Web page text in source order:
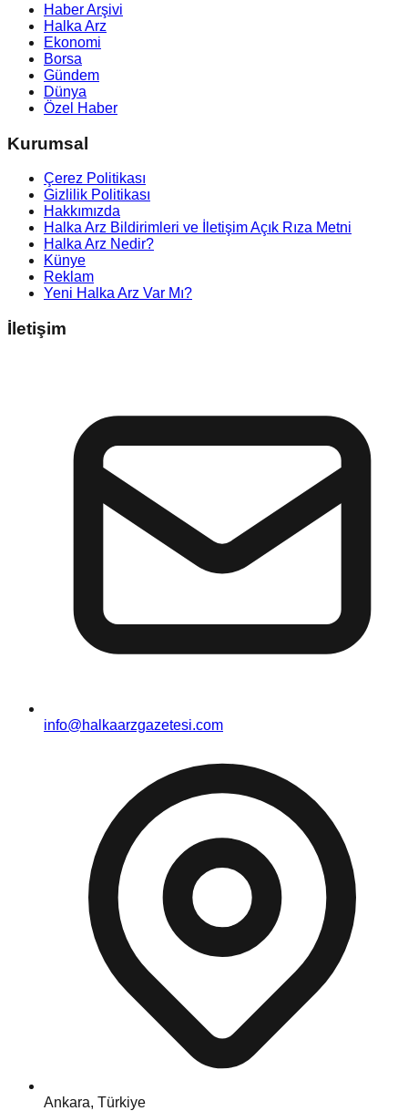
Haber Arşivi
Halka Arz
Ekonomi
Borsa
Gündem
Dünya
Özel Haber
Kurumsal
Çerez Politikası
Gizlilik Politikası
Hakkımızda
Halka Arz Bildirimleri ve İletişim Açık Rıza Metni
Halka Arz Nedir?
Künye
Reklam
Yeni Halka Arz Var Mı?
İletişim
info@halkaarzgazetesi.com
Ankara, Türkiye